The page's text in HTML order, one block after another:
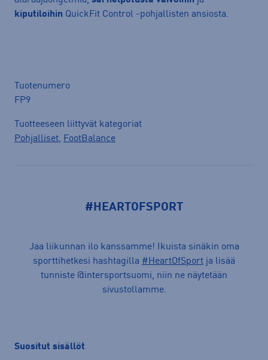
kiputiloihin QuickFit Control -pohjallisten ansiosta.
Tuotenumero
FP9
Tuotteeseen liittyvät kategoriat
Pohjalliset, FootBalance
#HEARTOFSPORT
Jaa liikunnan ilo kanssamme! Ikuista sinäkin oma
sporttihetkesi hashtagilla #HeartOfSport ja lisää
tunniste @intersportsuomi, niin ne näytetään
sivustollamme.
Suositut sisällöt